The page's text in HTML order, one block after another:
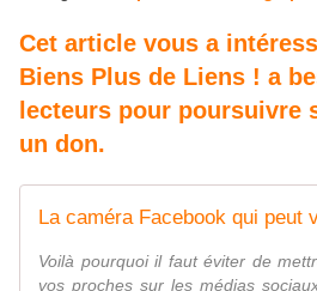
Cet article vous a
Biens Plus de Liens ! a
lecteurs pour poursuivre
un don.
Voilà pourquoi il faut éviter de
vos proches sur les médias